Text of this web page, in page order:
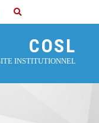
COSL
INSTITUTIONNEL